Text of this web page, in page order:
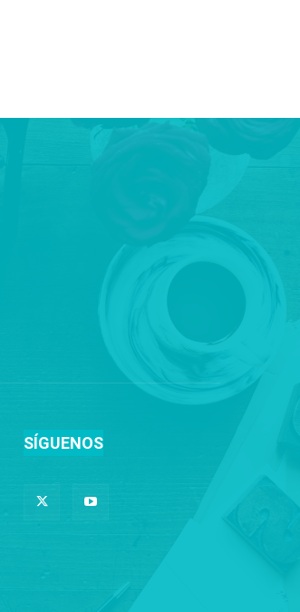
SÍGUENOS